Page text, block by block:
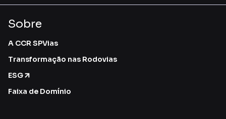
Sobre
A CCR SPVias
Transformação nas Rodovias
ESG
Faixa de Domínio